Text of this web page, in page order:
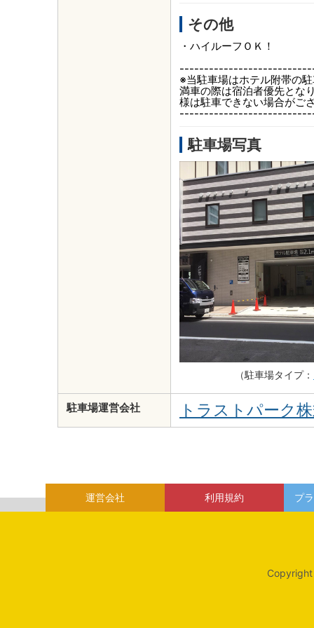
その他
・ハイルーフＯＫ！
※当駐車場はホテル附帯の
満車の際は宿泊者優先とな
様は駐車できない場合がご
駐車場写真
（駐車場タイプ：
駐車場運営会社 トラストパーク
運営会社 利用規約 プ